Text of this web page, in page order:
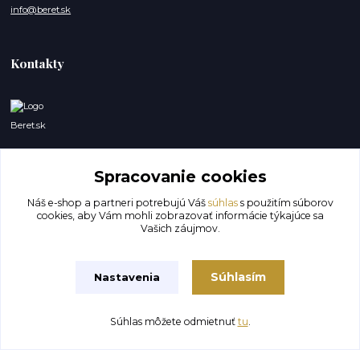
info@beret.sk
Kontakty
Beret.sk
0918147606
(Po-So, 8-19 hod.)
info@beret.sk
Vytvorené na Eshop-rychlo.sk
Spracovanie cookies
Náš e-shop a partneri potrebujú Váš súhlass použitím súborov
cookies, aby Vám mohli zobrazovať informácie týkajúce sa
Vašich záujmov.
Nastavenia Súhlasím
Súhlas môžete odmietnuť tu